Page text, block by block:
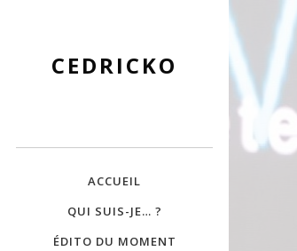
CEDRICKO
ACCUEIL
QUI SUIS-JE… ?
ÉDITO DU MOMENT